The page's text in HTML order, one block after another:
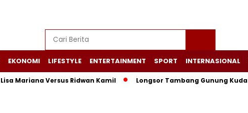
EKONOMI LIFESTYLE ENTERTAINMENT SPORT INTERNASIONAL
Mariana Versus Ridwan Kamil Longsor Tambang Gunung